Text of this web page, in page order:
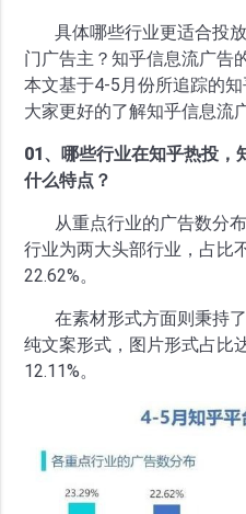
具体哪些行业更适合投放
门广告主？知乎信息流广告
本文基于4-5月份所追踪的
大家更好的了解知乎信息流
01、哪些行业在知乎热投，
什么特点？
从重点行业的广告数分布
行业为两大头部行业，占比
22.62%。
在素材形式方面则秉持了
纯文案形式，图片形式占比
12.11%。